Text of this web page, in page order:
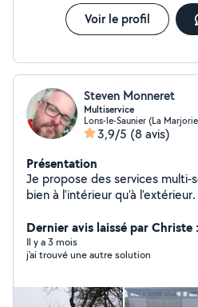
Voir le profil
Steven Monneret
Multiservice
Lons-le-Saunier (La
3,9/5 (8 avis)
Présentation
Je propose des services multi-
bien à l'intérieur qu'à
immédiatement, n'hésitez pas
toute demande d'information ou
Dernier avis laissé par Christe
Il y a 3 mois
j'ai trouvé une autre solution